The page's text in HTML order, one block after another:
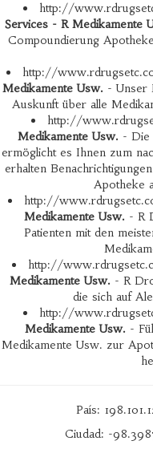
http://
Services - R Medikamente
Compoundierung
http://
Medikamente Usw. - Unser
Auskunft über alle
http://
Medikamente Usw. - Die
ermöglicht es Ihnen zum
erhalten
Apotheke
http://
Medikamente Usw. - R
Patienten mit den
http://
Medikamente Usw. - R
die sich auf
http://
Medikamente Usw. -
Medikamente Usw. zur
País:
Ciudad: -